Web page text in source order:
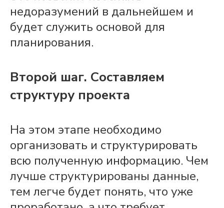
недоразумений в дальнейшем и
будет служить основой для
планирования.
Второй шаг. Составляем
структуру проекта
На этом этапе необходимо
организовать и структурировать
всю полученную информацию. Чем
лучше структурированы данные,
тем легче будет понять, что уже